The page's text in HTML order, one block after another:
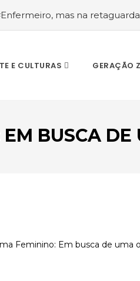
mas na retaguarda
E CULTURAS GERAÇÃO Z
BUSCA